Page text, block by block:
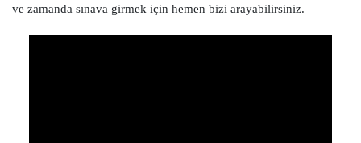
ve zamanda sınava girmek için hemen bizi arayabilirsiniz.